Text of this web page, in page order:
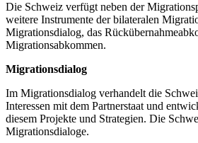
Die Schweiz verfügt neben der
weitere Instrumente der bilateralen
Migrationsdialog, das
Migrationsabkommen.
Migrationsdialog
Im Migrationsdialog verhandelt die
Interessen mit dem Partnerstaat und
diesem Projekte und Strategien. Die
Migrationsdialoge.